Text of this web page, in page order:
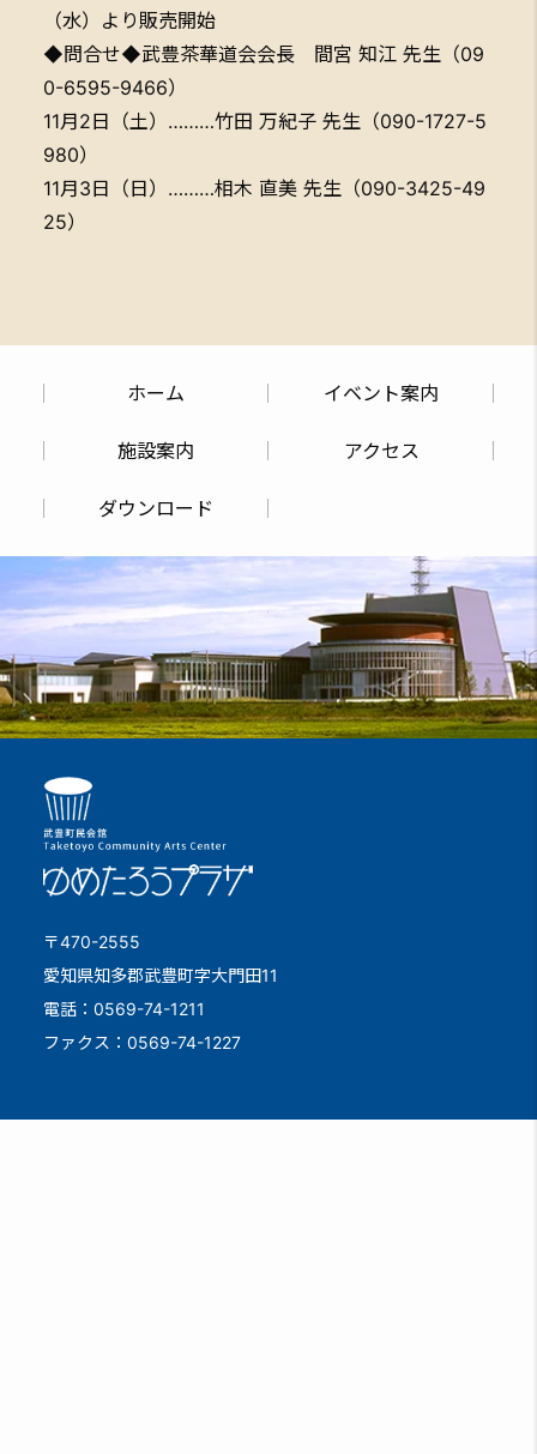
（水）より販売開始
◆問合せ◆武豊茶華道会会長 間宮 知江 先生（09
0-6595-9466）
11月2日（土）………竹田 万紀子 先生（090-1727-5
980）
11月3日（日）………相木 直美 先生（090-3425-49
25）
ホーム イベント案内
施設案内 アクセス
ダウンロード
〒470-2555
愛知県知多郡武豊町字大門田11
電話：0569-74-1211
ファクス：0569-74-1227